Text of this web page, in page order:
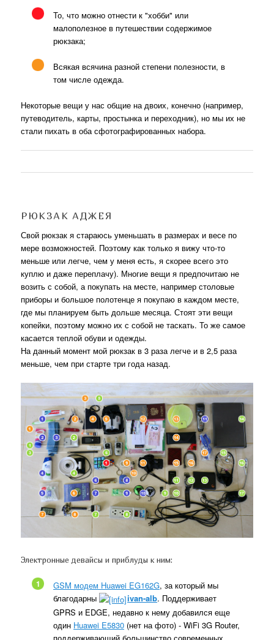
То, что можно отнести к "хобби" или
малополезное в путешествии содержимое
рюкзака;
Всякая всячина разной степени полезности, в
том числе одежда.
Некоторые вещи у нас общие на двоих, конечно (например,
путеводитель, карты, простынка и переходник), но мы их не
стали пихать в оба сфотографированных набора.
РЮКЗАК АДЖЕЯ
Свой рюкзак я стараюсь уменьшать в размерах и весе по
мере возможностей. Поэтому как только я вижу что-то
меньше или легче, чем у меня есть, я скорее всего это
куплю и даже переплачу). Многие вещи я предпочитаю не
возить с собой, а покупать на месте, например столовые
приборы и большое полотенце я покупаю в каждом месте,
где мы планируем быть дольше месяца. Стоят эти вещи
копейки, поэтому можно их с собой не таскать. То же самое
касается теплой обуви и одежды.
На данный момент мой рюкзак в 3 раза легче и в 2,5 раза
меньше, чем при старте три года назад.
Электронные девайсы и приблуды к ним:
GSM модем Huawei EG162G, за который мы
благодарны
ivan-alb. Поддерживает
GPRS и EDGE, недавно к нему добавился еще
один Huawei E5830 (нет на фото) - WiFi 3G Router,
1